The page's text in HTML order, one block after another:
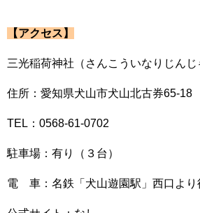
【アクセス】
三光稲荷神社（さんこういなりじんじ
住所：愛知県犬山市犬山北古券65-18
TEL：0568-61-0702
駐車場：有り（３台）
電 車：名鉄「犬山遊園駅」西口より